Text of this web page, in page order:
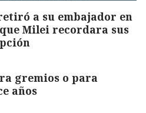
a su embajador en
Milei recordara sus
gremios o para
años